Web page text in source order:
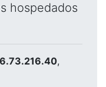
hospedados
,